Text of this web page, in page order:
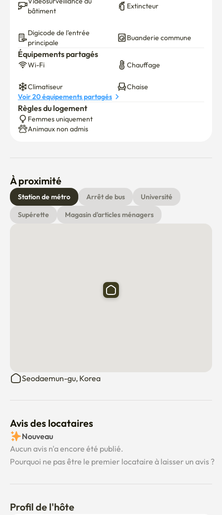
d'actions # EmbarquementMaison #Sinchon #Université
l'étranger Corée
bâtiment
Extincteur
Digicode de l'entrée
principale
Buanderie commune
Équipements partagés
Wi-Fi Chauffage
Climatiseur
Chaise
Voir 20 équipements partagés
Règles du logement
Femmes uniquement
Animaux non admis
À proximité
Station de métro Arrêt de bus
Université
Supérette
Magasin d'articles ménagers
Seodaemun-gu, Korea
Avis des locataires
Nouveau
Aucun avis n'a encore été publié.
Pourquoi ne pas être le premier locataire à laisser un avis ?
Profil de l'hôte